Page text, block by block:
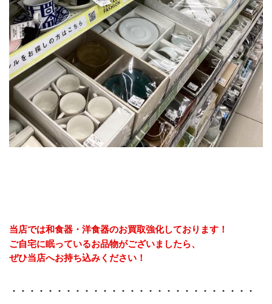
当店では和食器・洋食器のお買取強化しております！
ご自宅に眠っているお品物がございましたら、
﻿ぜひ当店へお持ち込みください！
・・・・・・・・・・・・・・・・・・・・・・・・・・・